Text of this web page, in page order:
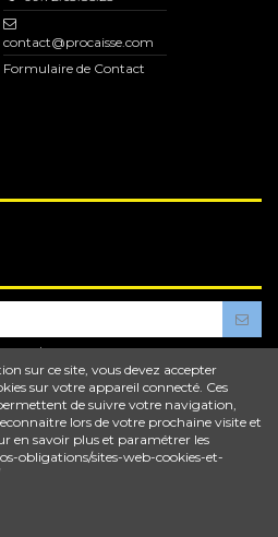
contact@procaisse.com
Formulaire de Contact
du site.
conditions d'utilisation et notrepolitique de
sur ce site, vous devez accepter
sur votre appareil connecté. Ces
de suivre votre navigation,
lors de votre prochaine visite et
en savoir plus et paramétrer les
obligations/sites-web-cookies-et-